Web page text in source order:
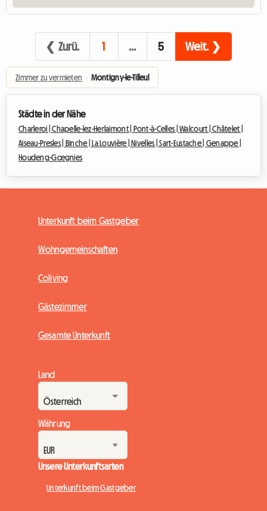
❮ Zurü. 1 … 5 Weit. ❯
Zimmer zu vermieten › Montigny-le-Tilleul
Städte in der Nähe
Charleroi |Chapelle-lez-Herlaimont | Pont-à-Celles |Walcourt |Châtelet |
Aiseau-Presles |
Binche | La Louvière | Nivelles |Sart-Eustache | Genappe |
Houdeng-Gœgnies
Unterkunft beim Gastgeber
Wohngemeinschaften
Coliving
Gästezimmer
Gesamte Unterkunft
Land
Währung
Unsere Unterkunftsarten
Unterkunft beim Gastgeber